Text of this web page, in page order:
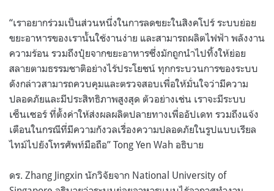
“เราอยากร่วมเป็นส่วนหนึ่งในการลดขยะในสิงคโปร์ ระบบย่อย
ขยะอาหารของเรานั้นใช้งานง่าย และสามารถผลิตไฟฟ้า พลังงาน
ความร้อน รวมถึงปุ๋ยจากขยะอาหารซึ่งมักถูกนำไปทิ้งให้ย่อย
สลายตามธรรมชาติอย่างไร้ประโยชน์ ทุกกระบวนการของระบบ
ดังกล่าวสามารถควบคุมและตรวจสอบเพื่อให้มั่นใจว่ามีความ
ปลอดภัยและมีประสิทธิภาพสูงสุด ตัวอย่างเช่น เราจะมีระบบ
เซ็นเซอร์ ที่ตั้งค่าให้ส่งผลผลิตปลายทางเพื่ออัปเดท รวมถึงแจ้ง
เตือนในกรณีที่มีความกังวลเรื่องความปลอดภัยในรูปแบบเรียล
ไทม์ไปยังโทรศัพท์มือถือ” Tong Yen Wah อธิบาย
ดร. Zhang Jingxin นักวิจัยจาก National University of